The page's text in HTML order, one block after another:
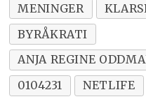
MENINGER
BYRÅKRATI
ANJA REGINE
0104231
NETLIFE